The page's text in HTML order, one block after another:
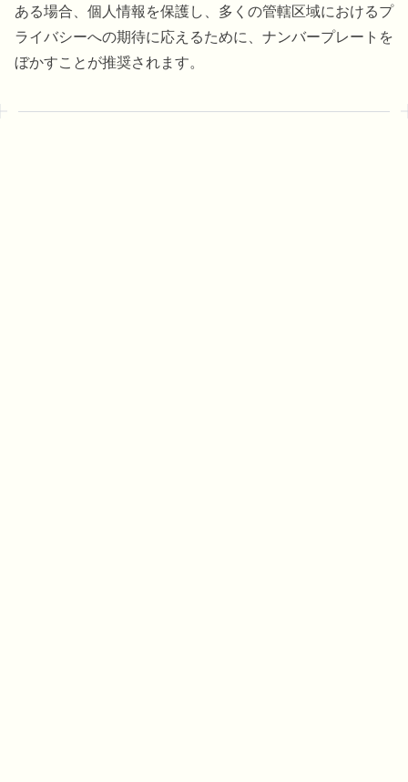
ある場合、個人情報を保護し、多くの管轄区域におけるプ
ライバシーへの期待に応えるために、ナンバープレートを
ぼかすことが推奨されます。